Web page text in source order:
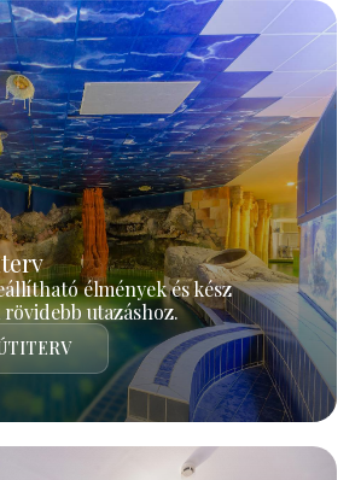
élmények és kész
utazáshoz.